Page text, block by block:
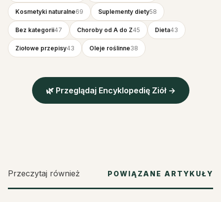
Kosmetyki naturalne69 Suplementy diety58
Bez kategorii47 Choroby od A do Z45 Dieta43
Ziołowe przepisy43 Oleje roślinne38
🌿 Przeglądaj Encyklopedię Ziół →
Przeczytaj również POWIĄZANE ARTYKUŁY